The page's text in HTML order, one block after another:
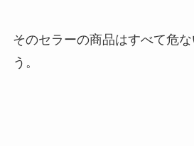
そのセラーの商品はすべて危
う。